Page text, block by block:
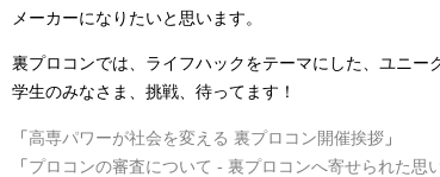
メーカーになりたいと思います。
裏プロコンでは、ライフハックをテーマにした、ユニー
学生のみなさま、挑戦、待ってます！
「高専パワーが社会を変える 裏プロコン開催挨拶 」
「プロコンの審査について - 裏プロコンへ寄せられた思